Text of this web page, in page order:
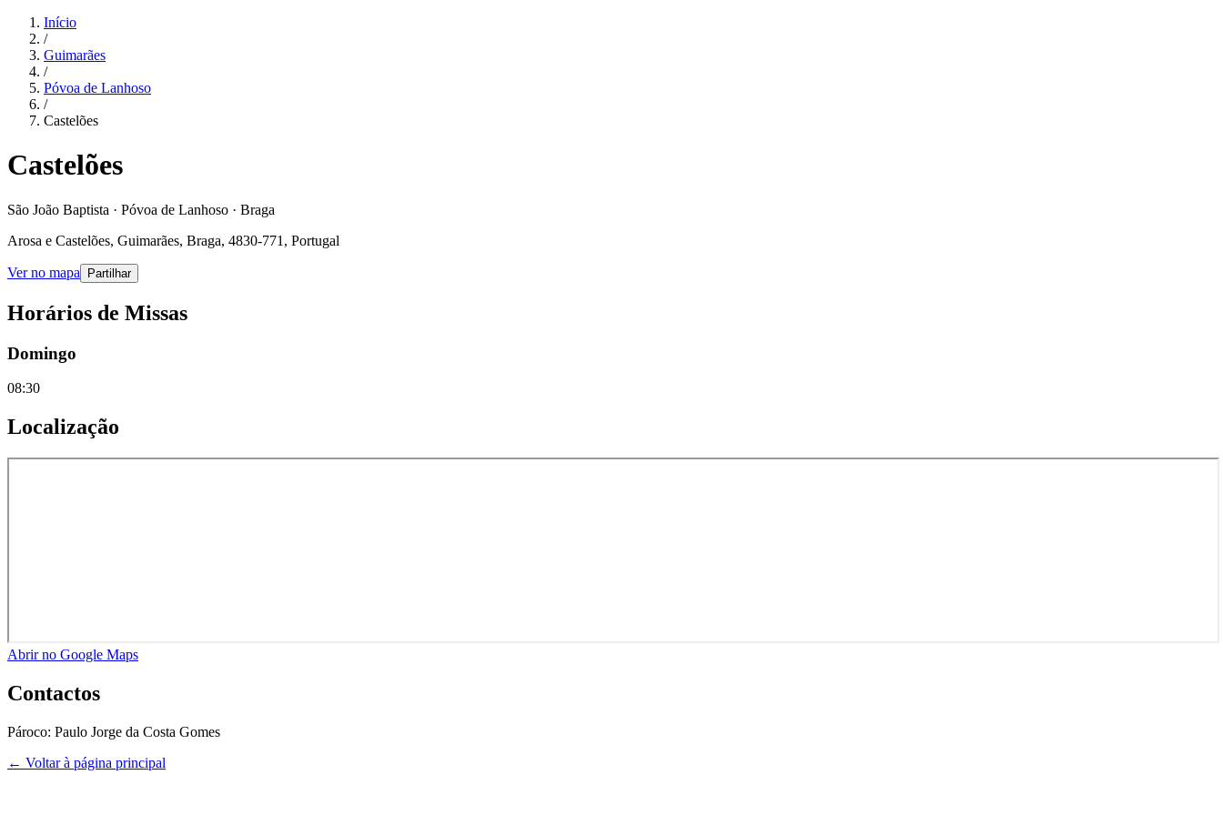
Início
/
Guimarães
/
Póvoa de Lanhoso
/
Castelões
Castelões
São João Baptista · Póvoa de Lanhoso · Braga
Arosa e Castelões, Guimarães, Braga, 4830-771, Portugal
Ver no mapa Partilhar
Horários de Missas
Domingo
08:30
Localização
Abrir no Google Maps
Contactos
Pároco: Paulo Jorge da Costa Gomes
← Voltar à página principal